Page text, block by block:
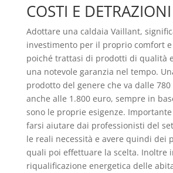
COSTI E DETRAZIONI
Adottare una caldaia Vaillant,
investimento per il proprio comfort
poiché trattasi di prodotti di qualità
una notevole garanzia nel tempo.
prodotto del genere che va dalle
anche alle 1.800 euro, sempre in
sono le proprie esigenze.
farsi aiutare dai professionisti del
le reali necessità e avere quindi dei
quali poi effettuare la scelta. Inoltre
riqualificazione energetica delle